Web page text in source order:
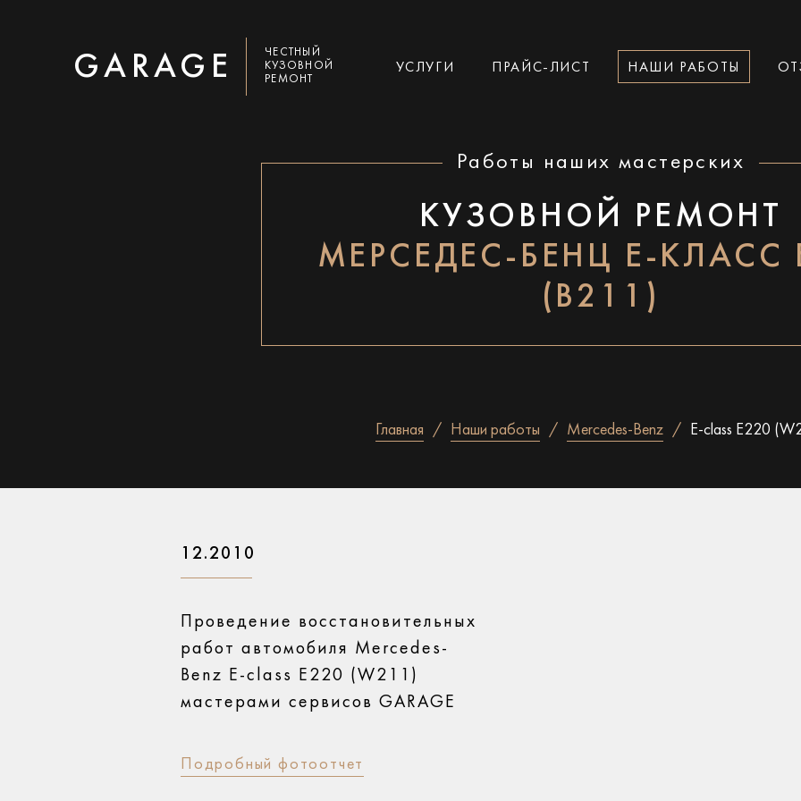
GARAGE
ЧЕСТНЫЙ
КУЗОВНОЙ
РЕМОНТ
УСЛУГИ ПРАЙС-ЛИСТ НАШИ РАБОТЫ
Работы наших мастерских
КУЗОВНОЙ РЕМОНТ
МЕРСЕДЕС-БЕНЦ Е-КЛАСС
(В211)
Главная Наши работы Mercedes-Benz E-class E220
12.2010
Проведение восстановительных
работ автомобиля Mercedes-
Benz E-class E220 (W211)
мастерами сервисов GARAGE
Подробный фотоотчет